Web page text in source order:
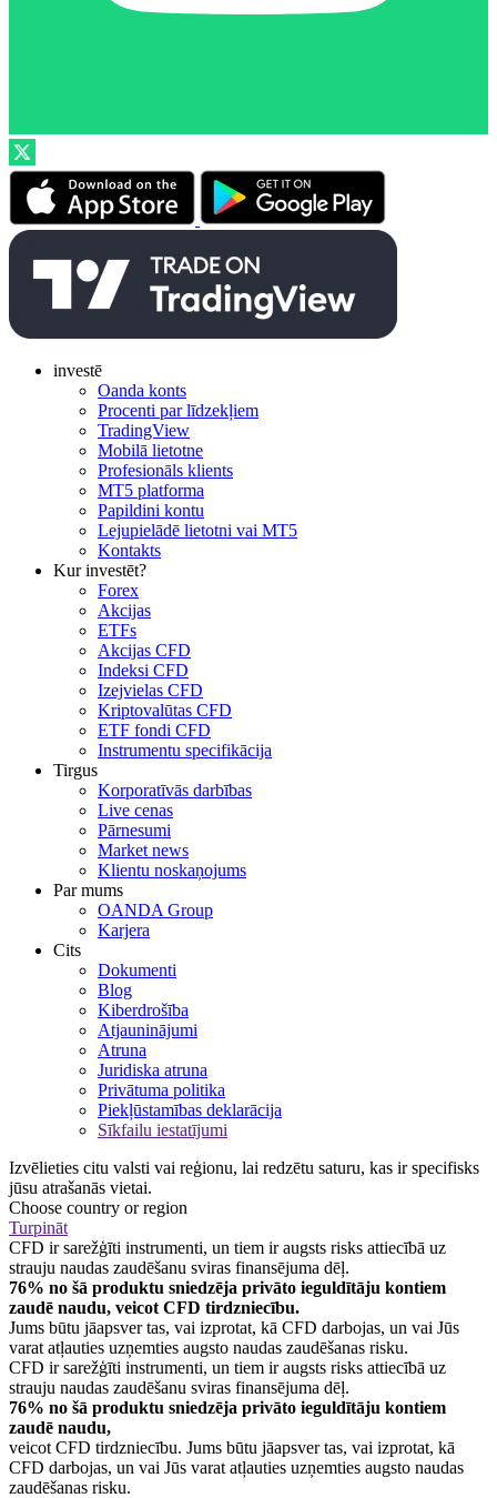
investē
Oanda konts
Procenti par līdzekļiem
TradingView
Mobilā lietotne
Profesionāls klients
MT5 platforma
Papildini kontu
Lejupielādē lietotni vai MT5
Kontakts
Kur investēt?
Forex
Akcijas
ETFs
Akcijas CFD
Indeksi CFD
Izejvielas CFD
Kriptovalūtas CFD
ETF fondi CFD
Instrumentu specifikācija
Tirgus
Korporatīvās darbības
Live cenas
Pārnesumi
Market news
Klientu noskaņojums
Par mums
OANDA Group
Karjera
Cits
Dokumenti
Blog
Kiberdrošība
Atjauninājumi
Atruna
Juridiska atruna
Privātuma politika
Piekļūstamības deklarācija
Sīkfailu iestatījumi
Izvēlieties citu valsti vai reģionu, lai redzētu saturu, kas ir specifisks
jūsu atrašanās vietai.
Choose country or region
Turpināt
CFD ir sarežģīti instrumenti, un tiem ir augsts risks attiecībā uz
strauju naudas zaudēšanu sviras finansējuma dēļ.
76% no šā produktu sniedzēja privāto ieguldītāju kontiem
zaudē naudu, veicot CFD tirdzniecību.
Jums būtu jāapsver tas, vai izprotat, kā CFD darbojas, un vai Jūs
varat atļauties uzņemties augsto naudas zaudēšanas risku.
CFD ir sarežģīti instrumenti, un tiem ir augsts risks attiecībā uz
strauju naudas zaudēšanu sviras finansējuma dēļ.
76% no šā produktu sniedzēja privāto ieguldītāju kontiem
zaudē naudu,
veicot CFD tirdzniecību. Jums būtu jāapsver tas, vai izprotat, kā
CFD darbojas, un vai Jūs varat atļauties uzņemties augsto naudas
zaudēšanas risku.